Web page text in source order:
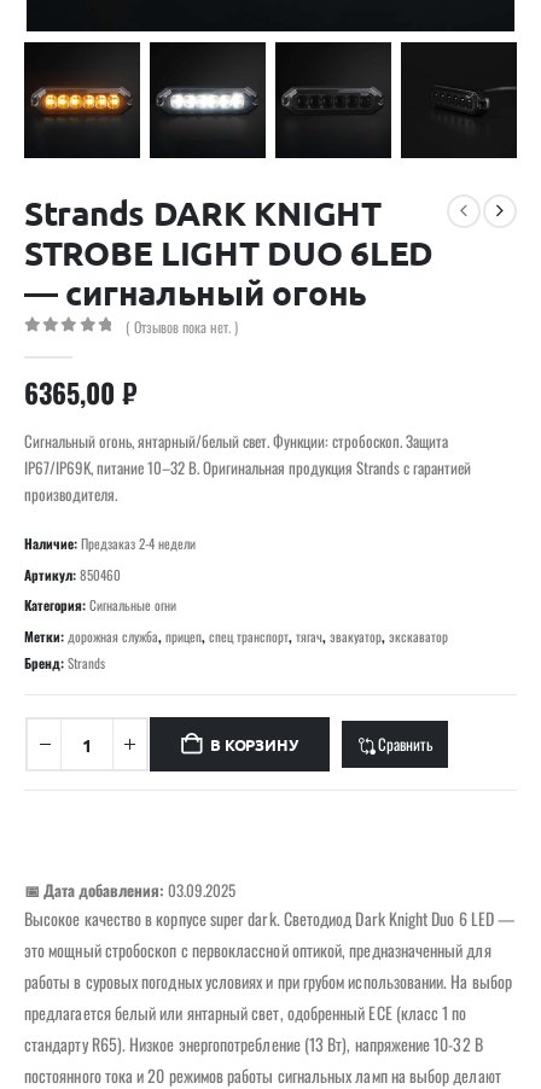
Strands DARK KNIGHT
STROBE LIGHT DUO 6LED
— сигнальный огонь
( Отзывов пока нет. )
6365,00 ₽
Сигнальный огонь, янтарный/белый свет. Функции: стробоскоп. Защита
IP67/IP69K, питание 10–32 В. Оригинальная продукция Strands с гарантией
производителя.
Наличие:Предзаказ 2-4 недели
Артикул:850460
Категория:Сигнальные огни
Метки: дорожная служба,прицеп,спец транспорт,тягач,эвакуатор,экскаватор
Бренд:Strands
В КОРЗИНУ Сравнить
📅 Дата добавления: 03.09.2025
Высокое качество в корпусе super dark. Светодиод Dark Knight Duo 6 LED —
это мощный стробоскоп с первоклассной оптикой, предназначенный для
работы в суровых погодных условиях и при грубом использовании. На выбор
предлагается белый или янтарный свет, одобренный ECE (класс 1 по
стандарту R65). Низкое энергопотребление (13 Вт), напряжение 10-32 В
постоянного тока и 20 режимов работы сигнальных ламп на выбор делают